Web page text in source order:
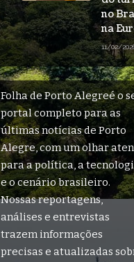
no
na
11/02/
Folha de Porto Alegreé o
portal completo para as
últimas notícias de Porto
Alegre, com um olhar
para a política, a
e o cenário brasileiro.
Nossas reportagens,
análises e entrevistas
trazem informações
precisas e atualizadas